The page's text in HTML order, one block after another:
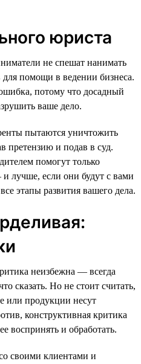
юриста
не спешат нанимать
помощи в ведении бизнеса.
потому что досадный
ваше дело.
пытаются уничтожить
претензию и подав в суд.
помогут только
лучше, если они будут с вами
этапы развития вашего дела.
неизбежна — всегда
сказать. Но не стоит считать,
или продукции несут
конструктивная критика
воспринять и обработать.
своими клиентами и